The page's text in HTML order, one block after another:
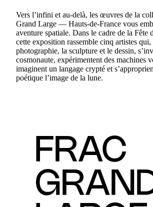
Vers l’infini et au-delà, les œuvres de la
Grand Large — Hauts-de-France vous
aventure spatiale. Dans le cadre de la Fête
cette exposition rassemble cinq artistes qui,
photographie, la sculpture et le dessin,
cosmonaute, expérimentent des machines
imaginent un langage crypté et
poétique l’image de la lune.